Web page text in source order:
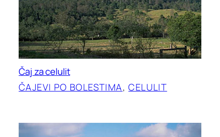
Čaj za celulit
ČAJEVI PO BOLESTIMA, CELULIT